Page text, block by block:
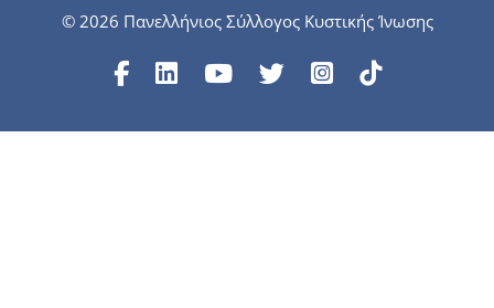
© 2026 Πανελλήνιος Σύλλογος Κυστικής Ίνωσης